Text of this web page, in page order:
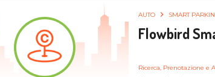
AUTO SMART
Flowbird
Ricerca, Prenotazione e